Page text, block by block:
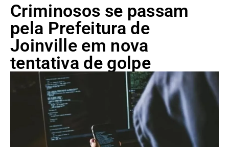
Criminosos se passam
pela Prefeitura de
Joinville em nova
tentativa de golpe